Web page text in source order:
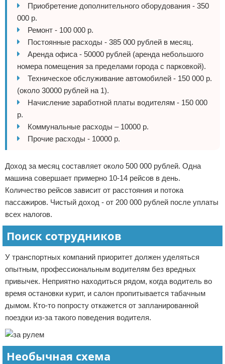
Приобретение дополнительного оборудования - 350
000 p.
Ремонт - 100 000 р.
Постоянные расходы - 385 000 рублей в месяц.
Аренда офиса - 50000 рублей (аренда небольшого
номера помещения за пределами города с парковкой).
Техническое обслуживание автомобилей - 150 000 р.
(около 30000 рублей на 1).
Начисление заработной платы водителям - 150 000
р.
Коммунальные расходы – 10000 р.
Прочие расходы - 10000 р.
Доход за месяц составляет около 500 000 рублей. Одна
машина совершает примерно 10-14 рейсов в день.
Количество рейсов зависит от расстояния и потока
пассажиров. Чистый доход - от 200 000 рублей после уплаты
всех налогов.
Поиск сотрудников
У транспортных компаний приоритет должен уделяться
опытным, профессиональным водителям без вредных
привычек. Неприятно находиться рядом, когда водитель во
время остановки курит, и салон пропитывается табачным
дымом. Кто-то попросту откажется от запланированной
поездки из-за такого поведения водителя.
Необычная схема